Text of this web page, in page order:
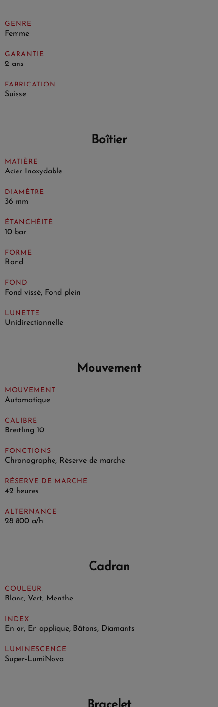
GENRE
Femme
GARANTIE
2 ans
FABRICATION
Suisse
Boîtier
MATIÈRE
Acier Inoxydable
DIAMÈTRE
36 mm
ÉTANCHÉITÉ
10 bar
FORME
Rond
FOND
Fond vissé, Fond plein
LUNETTE
Unidirectionnelle
Mouvement
MOUVEMENT
Automatique
CALIBRE
Breitling 10
FONCTIONS
Chronographe, Réserve de marche
RÉSERVE DE MARCHE
42 heures
ALTERNANCE
28 800 a/h
Cadran
COULEUR
Blanc, Vert, Menthe
INDEX
En or, En applique, Bâtons, Diamants
LUMINESCENCE
Super-LumiNova